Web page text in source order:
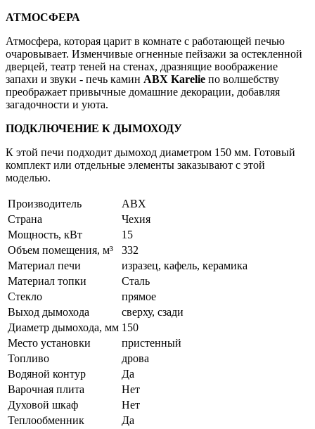
АТМОСФЕРА
Атмосфера, которая царит в комнате с работающей печью
очаровывает. Изменчивые огненные пейзажи за остекленной
дверцей, театр теней на стенах, дразнящие воображение
запахи и звуки - печь камин ABX Karelie по волшебству
преображает привычные домашние декорации, добавляя
загадочности и уюта.
ПОДКЛЮЧЕНИЕ К ДЫМОХОДУ
К этой печи подходит дымоход диаметром 150 мм. Готовый
комплект или отдельные элементы заказывают с этой
моделью.
Производитель
ABX
Страна
Чехия
Мощность, кВт
15
Объем помещения, м³
332
Материал печи
изразец, кафель, керамика
Материал топки
Сталь
Стекло
прямое
Выход дымохода
сверху, сзади
Диаметр дымохода, мм 150
Место установки
пристенный
Топливо
дрова
Водяной контур
Да
Варочная плита
Нет
Духовой шкаф
Нет
Теплообменник
Да